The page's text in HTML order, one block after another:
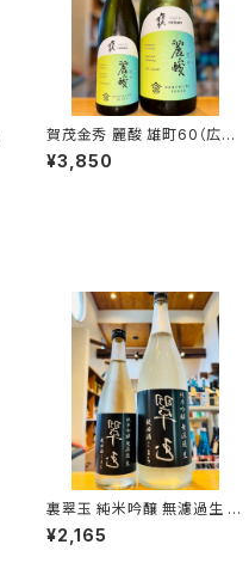
賀茂金秀 麗酸 雄町60（広島
限定）1800ml１本（金光酒
造・広島県東広島市黒瀬町）
¥3,850
裏翠玉 純米吟醸 無濾過生 秋
田酒こまち 720ml１本（両関
酒造・秋田県湯沢市前森）
¥2,165